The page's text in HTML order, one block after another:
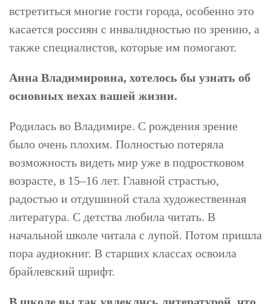
встретиться многие гости города, особенно это
касается россиян с инвалидностью по зрению, а
также специалистов, которые им помогают.
Анна Владимировна, хотелось бы узнать об
основных вехах вашей жизни.
Родилась во Владимире. С рождения зрение
было очень плохим. Полностью потеряла
возможность видеть мир уже в подростковом
возрасте, в 15–16 лет. Главной страстью,
радостью и отдушиной стала художественная
литература. С детства любила читать. В
начальной школе читала с лупой. Потом пришла
пора аудиокниг. В старших классах освоила
брайлевский шрифт.